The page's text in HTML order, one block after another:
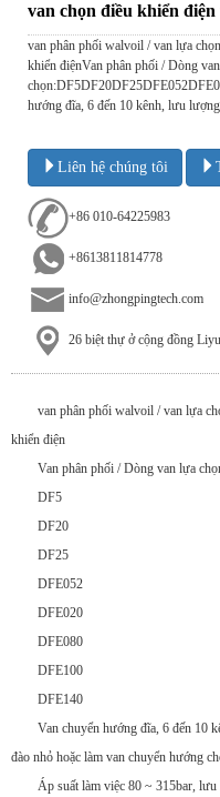
van chọn điều khiển
van phân phối walvoil / van lựa
khiển điệnVan phân phối / Dòng
hướng đĩa, 6 đến 10 kênh, lưu
Liên hệ chúng tôi
+86 010-64225983
+8613811814778
info@zhongpingtech.com
26 biệt thự ở cộng đồng
van phân phối walvoil / van lựa
khiển điện
Van phân phối / Dòng van lựa
DF5
DF20
DF25
DFE052
DFE020
DFE080
DFE100
DFE140
Van chuyển hướng đĩa, 6 đến 10
đào nhỏ hoặc làm van chuyển hướng
Áp suất làm việc 80 ~ 315bar,